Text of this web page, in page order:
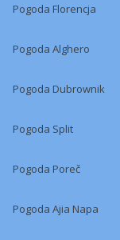
Pogoda Florencja
Pogoda Alghero
Pogoda Dubrownik
Pogoda Split
Pogoda Poreč
Pogoda Ajia Napa